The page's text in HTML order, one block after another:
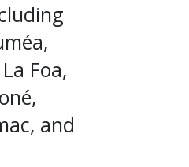
Foa,
and